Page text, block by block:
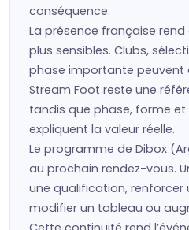
conséquence.
La présence française
plus sensibles. Clubs,
phase importante peuvent
Stream Foot reste une
tandis que phase, forme
expliquent la valeur réelle.
Le programme de Dibox
au prochain rendez-vous.
une qualification, renforcer
modifier un tableau ou